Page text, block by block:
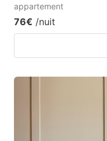
appartement
76€ /nuit